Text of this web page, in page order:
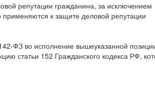
репутации гражданина, за исключением
к защите деловой репутации
ФЗ во исполнение вышеуказанной
статьи 152 Гражданского кодекса РФ,